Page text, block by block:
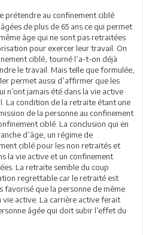
prétendre au confinement ciblé
de plus de 65 ans ce qui permet
âge qui ne sont pas retraitées
pour exercer leur travail. On
ciblé, tourné l’a-t-on déjà
le travail. Mais telle que formulée,
permet aussi d’affirmer que les
n’ont jamais été dans la vie active
La condition de la retraite étant une
de la personne au confinement
ciblé. La conclusion qui en
d’âge, un régime de
ciblé pour les non retraités et
la vie active et un confinement
La retraite semble du coup
regrettable car le retraité est
que la personne de même
vie active. La carrière active ferait
âgée qui doit subir l’effet du